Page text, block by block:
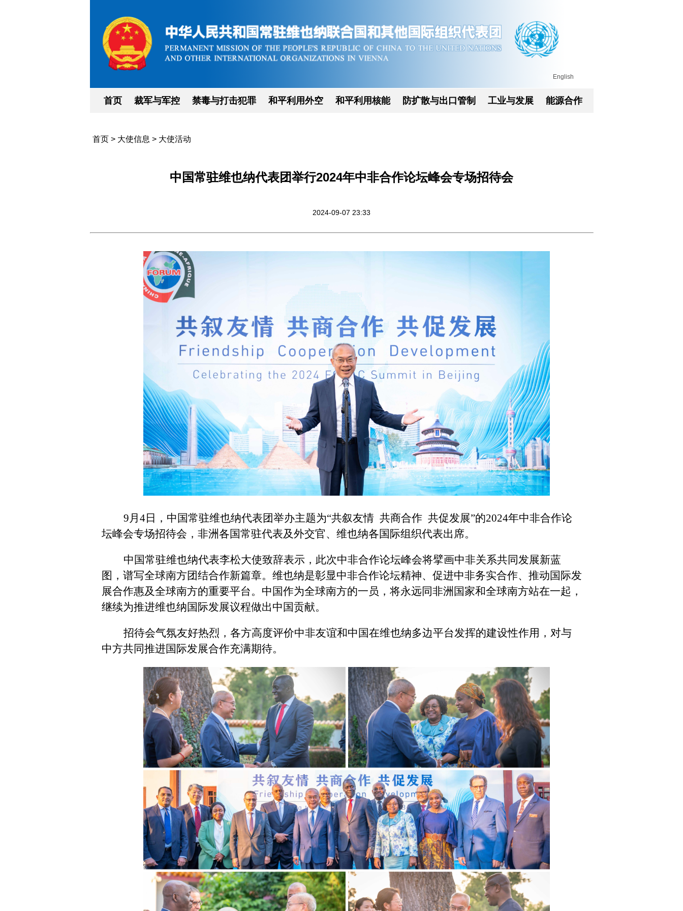
English
首页 裁军与军控 禁毒与打击犯罪 和平利用外空 和平利用核能 防扩散与出口管制 工业与发展 能源合作
首页> 大使信息 > 大使活动
中国常驻维也纳代表团举行2024年中非合作论坛峰会专场招待会
2024-09-07 23:33
9月4日，中国常驻维也纳代表团举办主题为“共叙友情 共商合作 共促发展”的2024年中非合作论
坛峰会专场招待会，非洲各国常驻代表及外交官、维也纳各国际组织代表出席。
中国常驻维也纳代表李松大使致辞表示，此次中非合作论坛峰会将擘画中非关系共同发展新蓝
图，谱写全球南方团结合作新篇章。维也纳是彰显中非合作论坛精神、促进中非务实合作、推动国际发
展合作惠及全球南方的重要平台。中国作为全球南方的一员，将永远同非洲国家和全球南方站在一起，
继续为推进维也纳国际发展议程做出中国贡献。
招待会气氛友好热烈，各方高度评价中非友谊和中国在维也纳多边平台发挥的建设性作用，对与
中方共同推进国际发展合作充满期待。